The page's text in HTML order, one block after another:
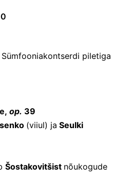
piletiga
op. 39
(viiul) ja Seulki
Šostakovitšist nõukogude